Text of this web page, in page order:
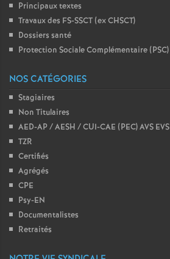
Principaux textes
Travaux des FS-SSCT (ex CHSCT)
Dossiers santé
Protection Sociale Complémentaire (PSC)
NOS CATÉGORIES
Stagiaires
Non Titulaires
AED-AP / AESH / CUI-CAE (PEC) AVS EVS
TZR
Certifiés
Agrégés
CPE
Psy-EN
Documentalistes
Retraités